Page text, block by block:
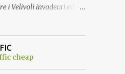
i Velivoli invadenti ed
dello spazio
di un robot chiamato
cheap